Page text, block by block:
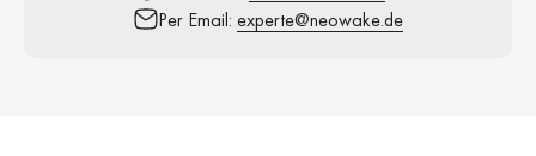
Per Email: experte@neowake.de